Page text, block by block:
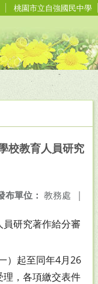
桃園市立自強國民中學
校教育人員研究
布單位： 教務處 |
研究著作給分審
）起至同年4月26
，各項繳交表件